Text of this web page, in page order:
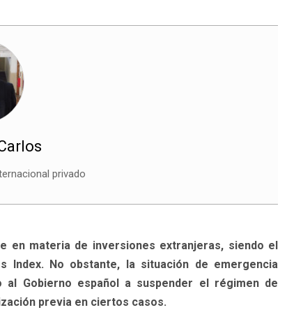
privado
en materia de inversiones extranjeras, siendo el
Index. No obstante, la situación de emergencia
Gobierno español a suspender el régimen de
previa en ciertos casos.